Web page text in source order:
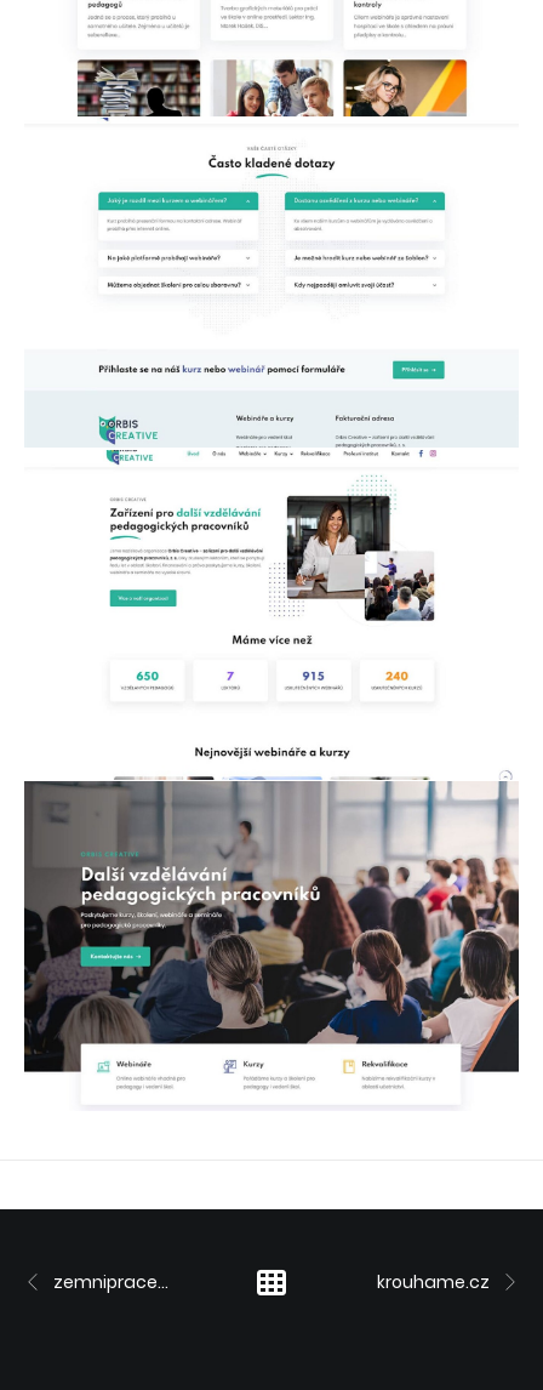
zemnipracekh.cz krouhame.cz